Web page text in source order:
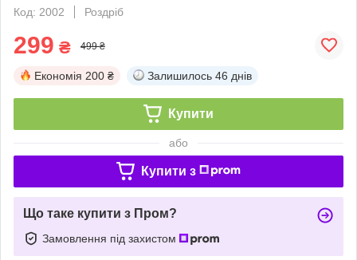
Код: 2002
Роздріб
299 ₴ 499 ₴
Економія 200 ₴ Залишилось 46 днів
Купити
або
Купити з
Що таке купити з Пром?
Замовлення під захистом